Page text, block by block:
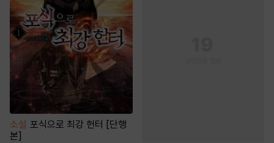
소설 포식으로 최강 헌터 [단행
본]